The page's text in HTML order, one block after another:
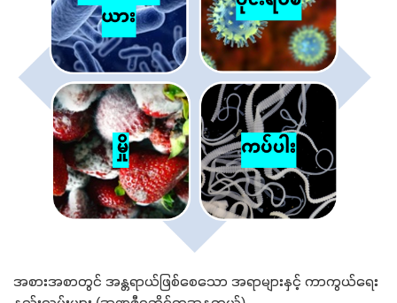
အစားအစာတွင် အန္တရာယ်ဖြစ်စေသော အရာများနှင့် ကာကွယ်ရေး